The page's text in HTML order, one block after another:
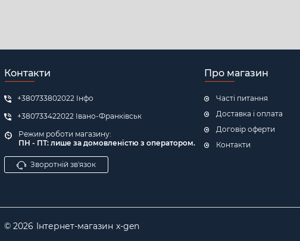
Контакти
+380733802022 Інфо
+380733422022 Івано-Франківськ
Режим роботи магазину:
ПН - ПТ: лише за домовленістю з оператором.
Зворотній зв'язок
Про магазин
Часті питання
Доставка і оплата
Договір оферти
Контакти
© 2026 Інтернет-магазин x-gen